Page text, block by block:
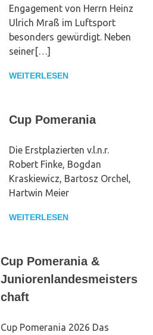
Engagement von Herrn Heinz
Ulrich Mraß im Luftsport
besonders gewürdigt. Neben
seiner[…]
WEITERLESEN
Cup Pomerania
Die Erstplazierten v.l.n.r.
Robert Finke, Bogdan
Kraskiewicz, Bartosz Orchel,
Hartwin Meier
WEITERLESEN
Cup Pomerania &
Juniorenlandesmeisters
chaft
Cup Pomerania 2026 Das